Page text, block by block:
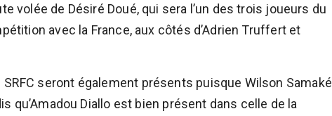
volée de Désiré Doué, qui sera l’un des trois joueurs du
avec la France, aux côtés d’Adrien Truffert et
seront également présents puisque Wilson Samaké
qu’Amadou Diallo est bien présent dans celle de la